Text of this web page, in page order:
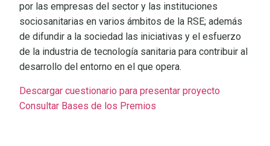
por las empresas del sector y las instituciones
sociosanitarias en varios ámbitos de la RSE; además
de difundir a la sociedad las iniciativas y el esfuerzo
de la industria de tecnología sanitaria para contribuir al
desarrollo del entorno en el que opera.
Descargar cuestionario para presentar proyecto
Consultar Bases de los Premios